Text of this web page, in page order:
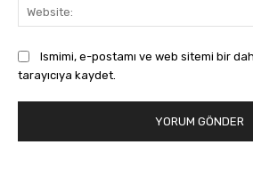
Ismimi, e-postamı ve web sitemi bir
tarayıcıya kaydet.